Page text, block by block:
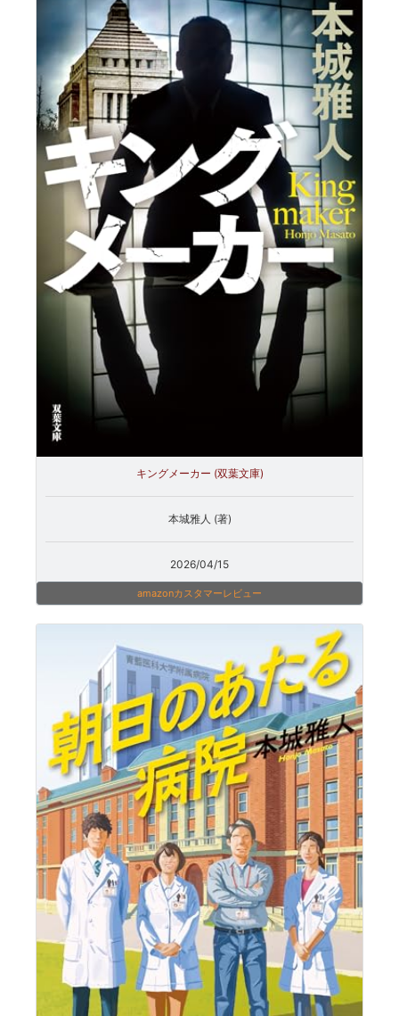
キングメーカー (双葉文庫)
本城雅人 (著)
2026/04/15
amazonカスタマーレビュー